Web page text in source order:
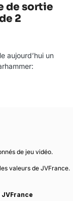
de sortie
2
aujourd’hui un
de jeu vidéo.
valeurs de JVFrance.